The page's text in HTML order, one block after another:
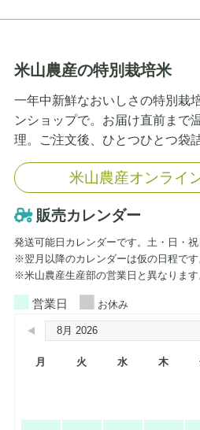
米山農産の特別栽培米
一年中新鮮なおいしさの特別栽
ンショップで。お届け直前まで
理。ご注文後、ひとつひとつ袋
米山農産オンライ
販売カレンダー
発送可能日カレンダーです。土・日・祝
※翌月以降のカレンダーは仮の日程です
※米山農産生産部の営業日と異なります
営業日 お休み
月 火 水 木